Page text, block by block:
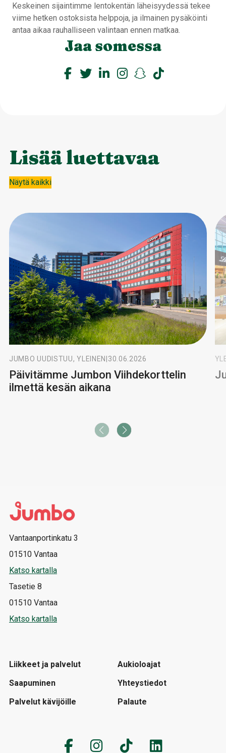
Keskeinen sijaintimme lentokentän läheisyydessä tekee
viime hetken ostoksista helppoja, ja ilmainen pysäköinti
antaa aikaa rauhalliseen valintaan ennen matkaa.
Jaa somessa
Lisää luettavaa
Näytä kaikki
JUMBO UUDISTUU, YLEINEN 30.06.2026
Päivitämme Jumbon Viihdekorttelin
ilmettä kesän aikana
Vantaanportinkatu 3
01510 Vantaa
Katso kartalla
Tasetie 8
01510 Vantaa
Katso kartalla
Liikkeet ja palvelut
Saapuminen
Palvelut kävijöille
Aukioloajat
Yhteystiedot
Palaute